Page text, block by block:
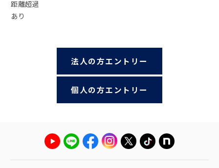
距離超過
あり
法人の方エントリー
個人の方エントリー